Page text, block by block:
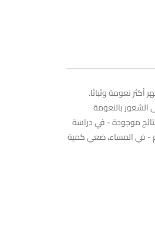
نعومة وثباتًا.
الشعور بالنعومة
موجودة - في دراسة
كيفية الاستخدام - في المساء، ضعي كمية